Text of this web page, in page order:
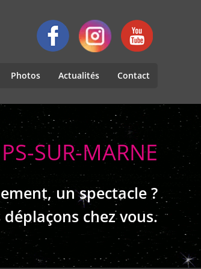
Photos Actualités Contact
SUR-MARNE
un spectacle ?
chez vous.